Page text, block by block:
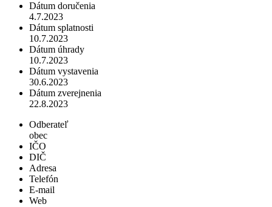
Dátum doručenia
4.7.2023
Dátum splatnosti
10.7.2023
Dátum úhrady
10.7.2023
Dátum vystavenia
30.6.2023
Dátum zverejnenia
22.8.2023
Odberateľ
obec
IČO
DIČ
Adresa
Telefón
E-mail
Web